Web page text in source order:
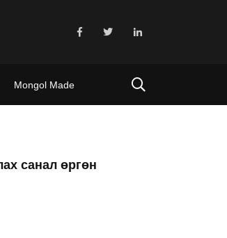
Mongol Made
санал өргөн